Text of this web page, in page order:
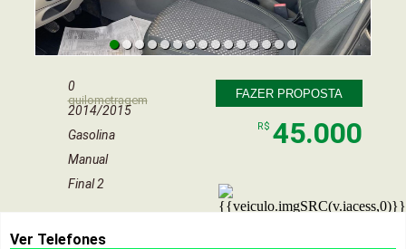
0
quilometragem
2014/2015
Gasolina
Manual
Final 2
FAZER PROPOSTA
R$ 45.000
Ver Telefones